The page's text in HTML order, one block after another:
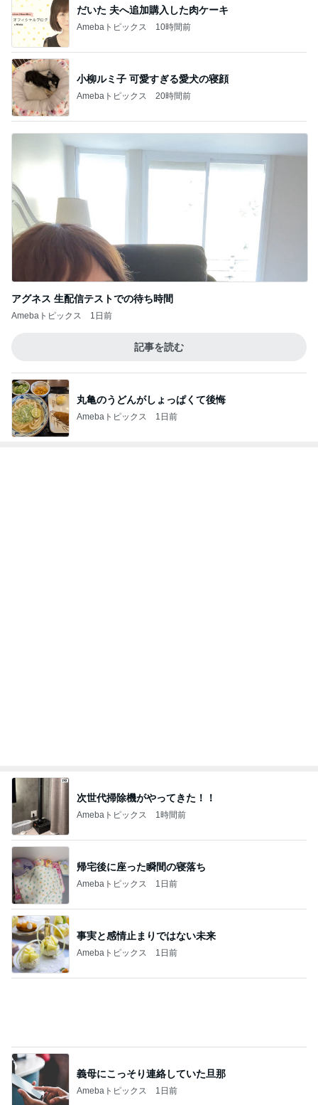
だいた 夫へ追加購入した肉ケーキ
Amebaトピックス 10時間前
小柳ルミ子 可愛すぎる愛犬の寝顔
Amebaトピックス 20時間前
アグネス 生配信テストでの待ち時間
Amebaトピックス 1日前
記事を読む
丸亀のうどんがしょっぱくて後悔
Amebaトピックス 1日前
次世代掃除機がやってきた！！
Amebaトピックス 1時間前
帰宅後に座った瞬間の寝落ち
Amebaトピックス 1日前
事実と感情止まりではない未来
Amebaトピックス 1日前
義母にこっそり連絡していた旦那
Amebaトピックス 1日前